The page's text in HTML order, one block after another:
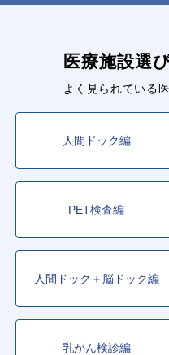
医療施設選
よく見られている
人間ドック編
PET検査編
人間ドック＋脳ドック編
乳がん検診編